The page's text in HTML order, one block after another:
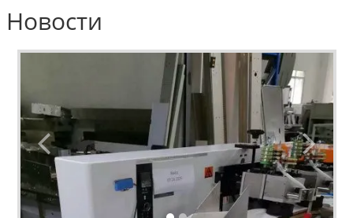
Новости